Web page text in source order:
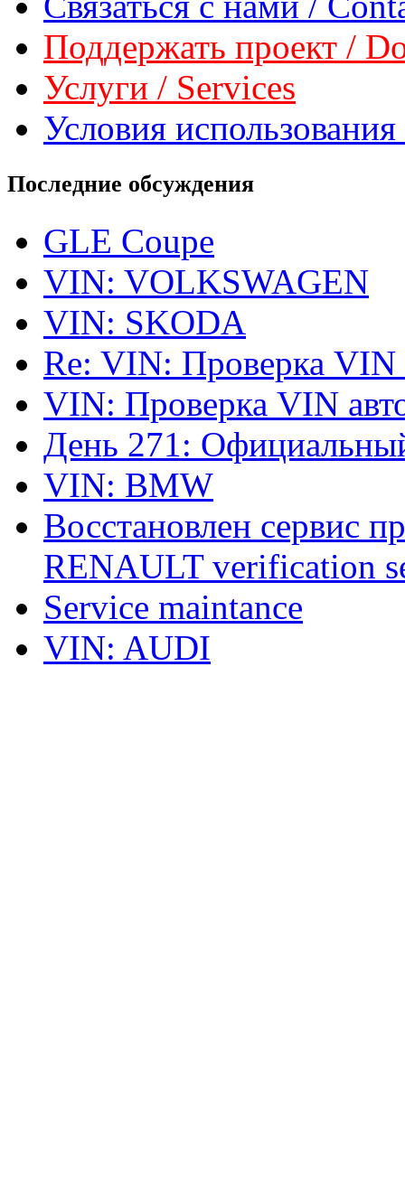
Поддержать проект /
Услуги / Services
Условия
Последние обсуждения
GLE Coupe
VIN: VOLKSWAGEN
VIN: SKODA
Re: VIN: Проверка VIN
VIN: Проверка VIN
День 271:
VIN: BMW
Восстановлен сервис
RENAULT verification
Service maintance
VIN: AUDI